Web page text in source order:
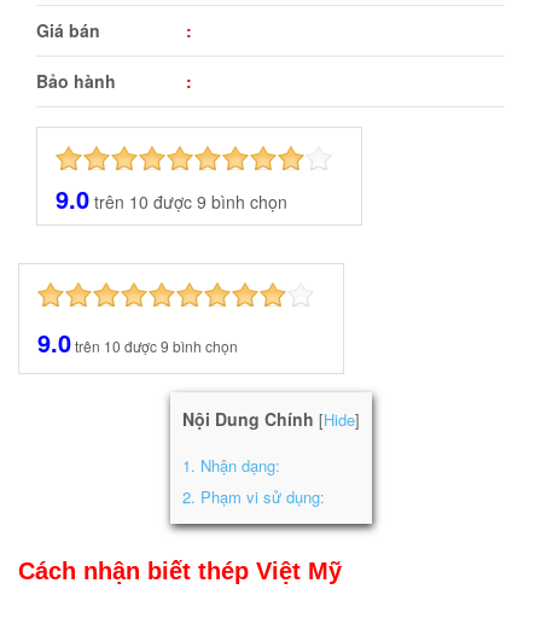
Giá bán :
Bảo hành :
9.0 trên 10 được 9 bình chọn
9.0trên 10 được9 bình chọn
Nội Dung Chính [Hide]
1. Nhận dạng:
2. Phạm vi sử dụng:
Cách nhận biết thép Việt Mỹ